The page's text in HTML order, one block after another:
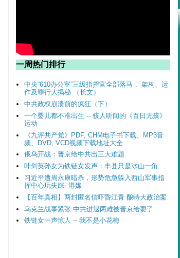
一周热门排行
中央“610办公室”三级指挥官全部落马， 架构、运
作及罪行大揭秘 （长文）
中共政权崩溃前的疯狂（下）
一个婴儿都不准出生 -- 骇人听闻的《百日无孩》
运动
《九评共产党》PDF, CHM电子书下载、MP3音
频、DVD, VCD视频下载地址大全
俄乌开战：普京给中共出三大难题
叶剑英孙女为铁链女发声：丰县只是冰山一角
习近平遭周永康暗杀，形势危急躲入西山军事指
挥中心玩失踪- 港媒
【百年真相】两封匿名信吓昏江青 酿特大政治案
乌克兰战事紧张 中共进退两难被普京给耍了
铁链女一声惊人 -- 我不是小花梅